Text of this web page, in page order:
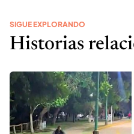
SIGUE EXPLORANDO
Historias